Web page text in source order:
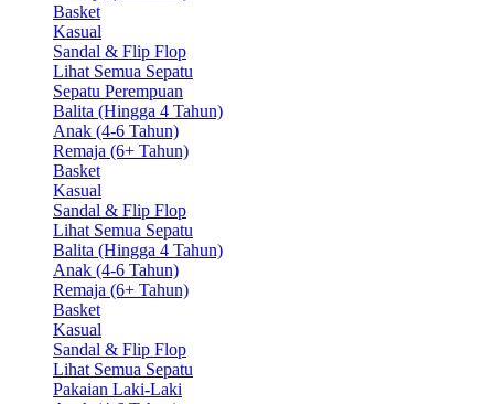
Basket
Kasual
Sandal & Flip Flop
Lihat Semua Sepatu
Sepatu Perempuan
Balita (Hingga 4 Tahun)
Anak (4-6 Tahun)
Remaja (6+ Tahun)
Basket
Kasual
Sandal & Flip Flop
Lihat Semua Sepatu
Balita (Hingga 4 Tahun)
Anak (4-6 Tahun)
Remaja (6+ Tahun)
Basket
Kasual
Sandal & Flip Flop
Lihat Semua Sepatu
Pakaian Laki-Laki